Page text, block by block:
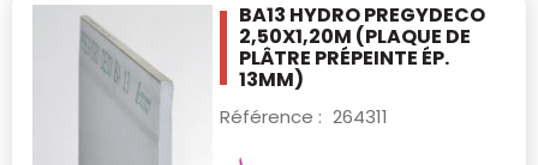
BA13 HYDRO PREGYDECO
2,50X1,20M (PLAQUE DE
PLÂTRE PRÉPEINTE ÉP.
13MM)
Référence : 264311